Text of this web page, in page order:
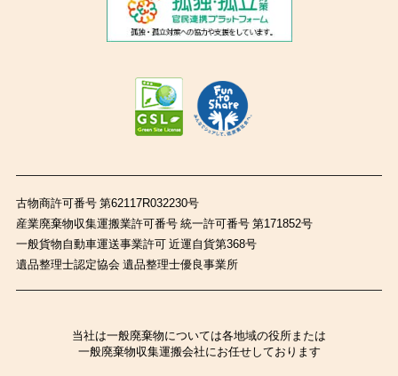
古物商許可番号 第62117R032230号
産業廃棄物収集運搬業許可番号 統一許可番号 第171852号
一般貨物自動車運送事業許可 近運自貨第368号
遺品整理士認定協会 遺品整理士優良事業所
当社は一般廃棄物については各地域の役所または
一般廃棄物収集運搬会社にお任せしております